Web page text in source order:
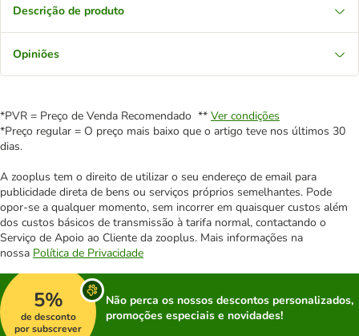
Descrição de produto
Opiniões
*PVR = Preço de Venda Recomendado ** Ver condições
*Preço regular = O preço mais baixo que o artigo teve nos últimos 30
dias.
A zooplus tem o direito de utilizar o seu endereço de email para
publicidade direta de bens ou serviços próprios semelhantes. Pode
opor-se a qualquer momento, sem incorrer em quaisquer custos além
dos custos básicos de transmissão à tarifa normal, contactando o
Serviço de Apoio ao Cliente da zooplus. Mais informações na
nossa Política de Privacidade
5%
de desconto
por subscrever
Não perca os nossos descontos personalizados,
promoções especiais e novidades!